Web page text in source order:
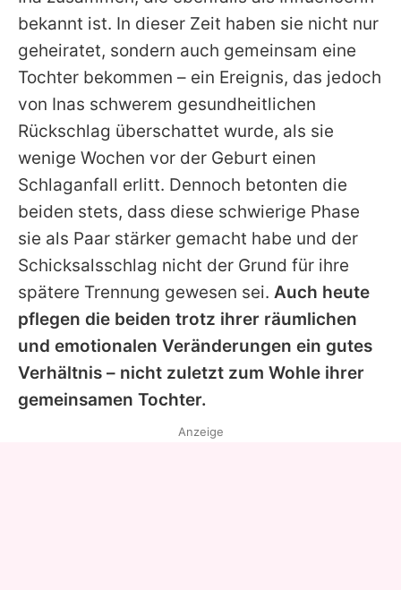
bekannt ist. In dieser Zeit haben sie nicht nur
geheiratet, sondern auch gemeinsam eine
Tochter bekommen – ein Ereignis, das jedoch
von Inas schwerem gesundheitlichen
Rückschlag überschattet wurde, als sie
wenige Wochen vor der Geburt einen
Schlaganfall erlitt. Dennoch betonten die
beiden stets, dass diese schwierige Phase
sie als Paar stärker gemacht habe und der
Schicksalsschlag nicht der Grund für ihre
spätere Trennung gewesen sei. Auch heute
pflegen die beiden trotz ihrer räumlichen
und emotionalen Veränderungen ein gutes
Verhältnis – nicht zuletzt zum Wohle ihrer
gemeinsamen Tochter.
Anzeige